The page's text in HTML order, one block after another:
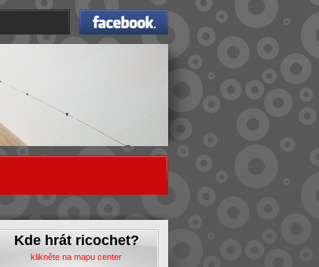
Facebook
Kde hrát ricochet?
klikněte na mapu center